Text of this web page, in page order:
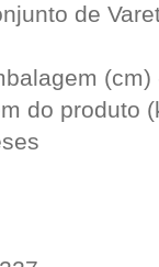
de
do produto